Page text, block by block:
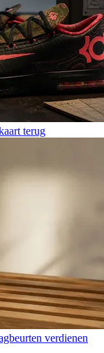
terug
verdienen